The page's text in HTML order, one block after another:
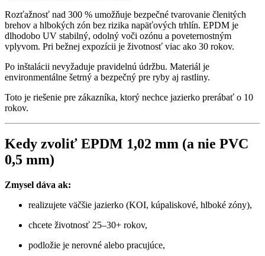
Rozťažnosť nad 300 % umožňuje bezpečné tvarovanie členitých
brehov a hlbokých zón bez rizika napäťových trhlín. EPDM je
dlhodobo UV stabilný, odolný voči ozónu a poveternostným
vplyvom. Pri bežnej expozícii je životnosť viac ako 30 rokov.
Po inštalácii nevyžaduje pravidelnú údržbu. Materiál je
environmentálne šetrný a bezpečný pre ryby aj rastliny.
Toto je riešenie pre zákazníka, ktorý nechce jazierko prerábať o 10
rokov.
Kedy zvoliť EPDM 1,02 mm (a nie PVC
0,5 mm)
Zmysel dáva ak:
realizujete väčšie jazierko (KOI, kúpaliskové, hlboké zóny),
chcete životnosť 25–30+ rokov,
podložie je nerovné alebo pracujúce,